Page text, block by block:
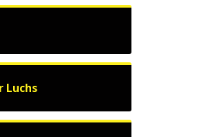
Luchs